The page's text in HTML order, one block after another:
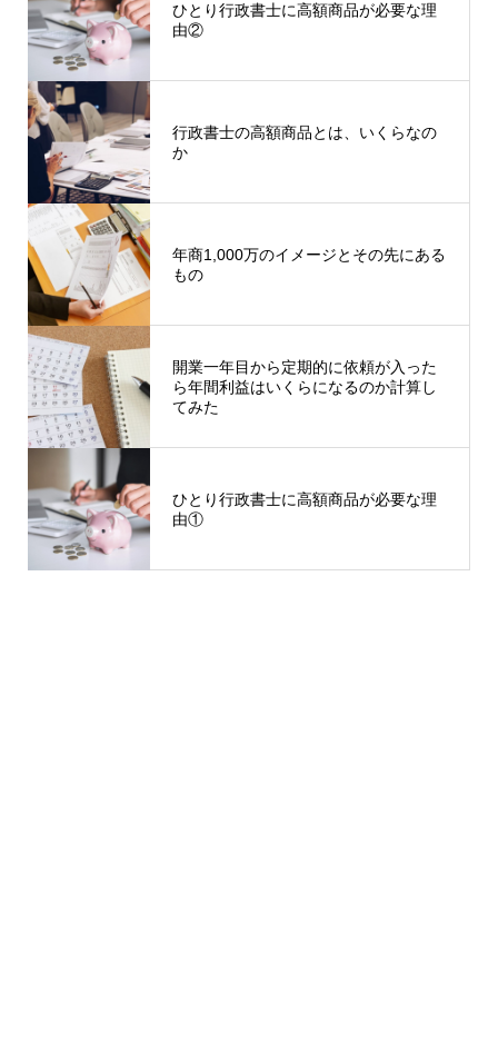
ひとり行政書士に高額商品が必要な理
由②
行政書士の高額商品とは、いくらなの
か
年商1,000万のイメージとその先にある
もの
開業一年目から定期的に依頼が入った
ら年間利益はいくらになるのか計算し
てみた
ひとり行政書士に高額商品が必要な理
由①